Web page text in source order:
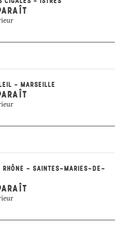
- MARSEILLE
RHÔNE - SAINTES-MARIES-DE-